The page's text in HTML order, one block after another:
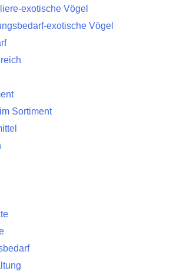
exotische Vögel
exotische Vögel
Sortiment